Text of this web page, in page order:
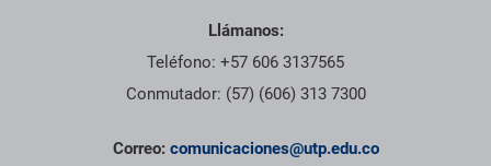
Llámanos:
Teléfono: +57 606 3137565
Conmutador: (57) (606) 313 7300
Correo: comunicaciones@utp.edu.co